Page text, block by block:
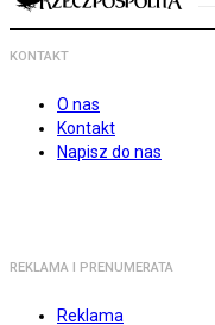
KONTAKT
O nas
Kontakt
Napisz do nas
REKLAMA I PRENUMERATA
Reklama